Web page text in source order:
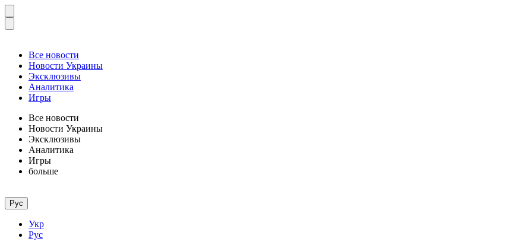
Все новости
Новости Украины
Эксклюзивы
Аналитика
Игры
Все новости
Новости Украины
Эксклюзивы
Аналитика
Игры
больше
Рус
Укр
Рус